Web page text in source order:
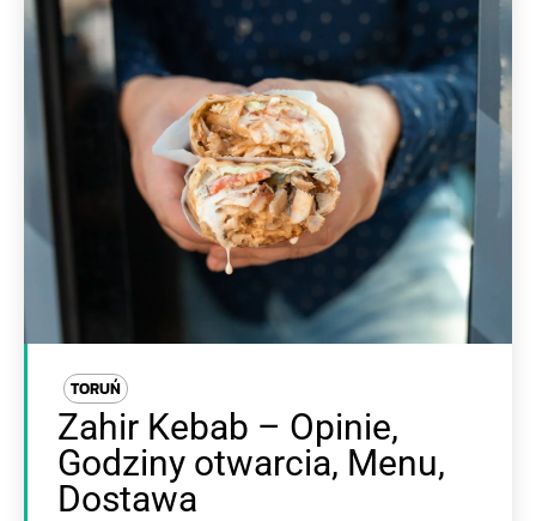
TORUŃ
Zahir Kebab – Opinie,
Godziny otwarcia, Menu,
Dostawa